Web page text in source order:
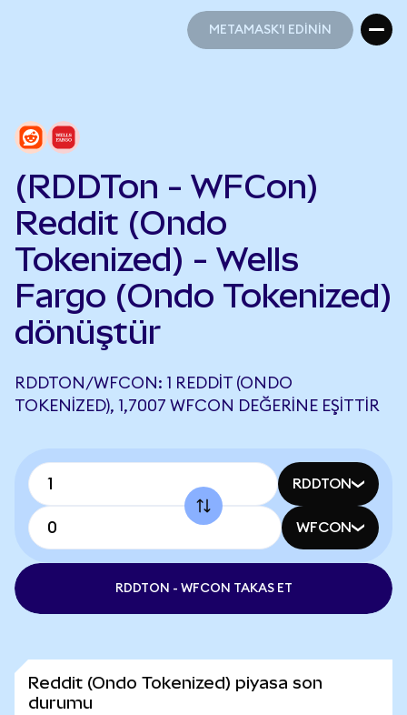
METAMASK'I EDİNİN
(RDDTon - WFCon)
Reddit (Ondo
Tokenized) - Wells
Fargo (Ondo Tokenized)
dönüştür
RDDTON/WFCON: 1 REDDIT (ONDO
TOKENIZED), 1,7007 WFCON DEĞERINE EŞITTIR
RDDTON
WFCON
RDDTON - WFCON TAKAS ET
Reddit (Ondo Tokenized) piyasa son
durumu